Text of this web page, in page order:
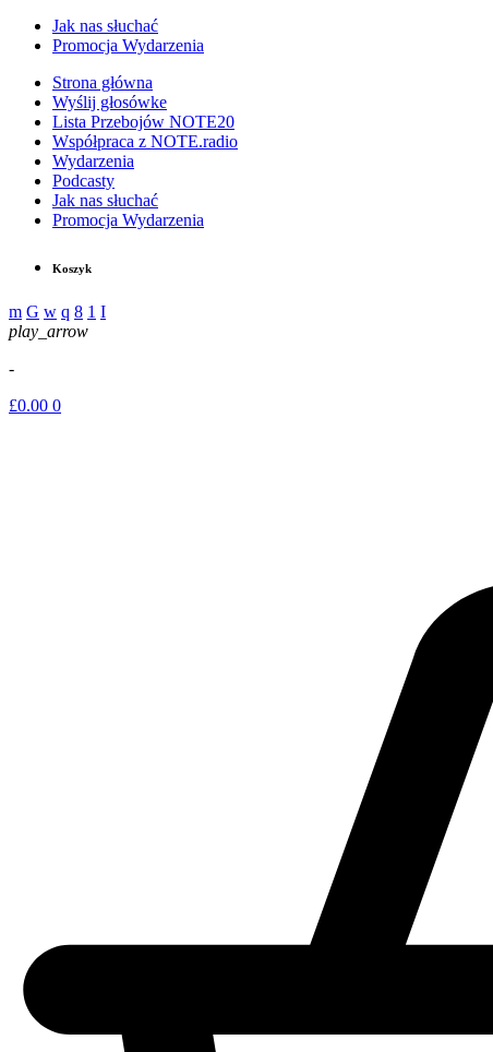
Jak nas słuchać
Promocja Wydarzenia
Strona główna
Wyślij głosówke
Lista Przebojów NOTE20
Współpraca z NOTE.radio
Wydarzenia
Podcasty
Jak nas słuchać
Promocja Wydarzenia
Koszyk
play_arrow
-
£0.00 0